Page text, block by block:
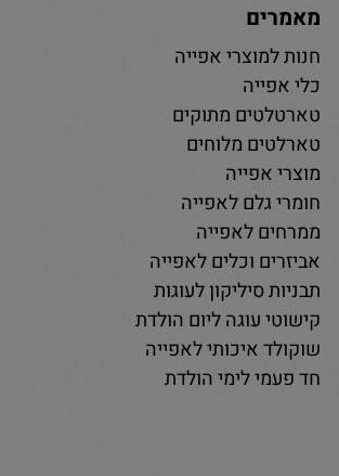
מאמרים
חנות למוצרי אפייה
כלי אפייה
טארטלטים מתוקים
טארלטים מלוחים
מוצרי אפייה
חומרי גלם לאפייה
ממרחים לאפייה
אביזרים וכלים לאפייה
תבניות סיליקון לעוגות
קישוטי עוגה ליום הולדת
שוקולד איכותי לאפייה
חד פעמי לימי הולדת